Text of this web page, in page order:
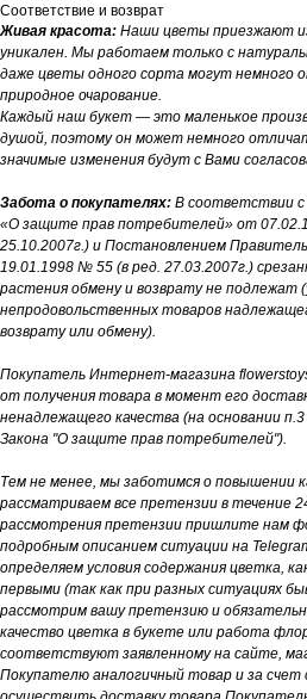
Соответствие и возврат
Живая красота: Наши цветы приезжают
уникален. Мы работаем только с
даже цветы одного сорта могут немного
природное очарование.
Каждый наш букет — это маленькое
душой, поэтому он может немного
значимые изменения будут с Вами
Забота о покупателях: В соответствии с
«О защите прав потребителей» от
25.10.2007г.) и Постановлением
19.01.1998 № 55 (в ред. 27.03.2007г.)
растения обмену и возврату не подлежат
непродовольственных товаров
возврату или обмену).
Покупатель Интернет-магазина
от получения товара в момент его
ненадлежащего качества (на основании
Закона "О защите прав потребителей").
Тем не менее, мы заботимся о повышении
рассматриваем все претензии в течение
рассмотрения претензии пришлите нам
подробным описанием ситуации на
определяем условия содержания цветка,
первыми (так как при разных ситуациях
рассмотрим вашу претензию и
качество цветка в букете или работа
соответствуют заявленному на сайте,
Покупателю аналогичный товар и за счет